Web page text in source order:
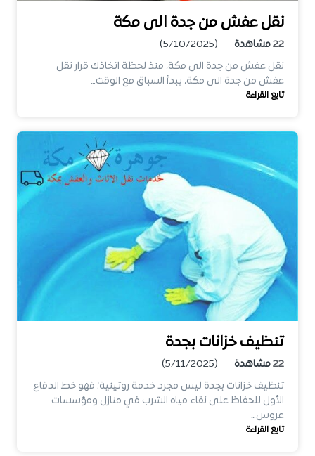
نقل عفش من جدة الى مكة
22مشاهدة
(5/10/2025)
نقل عفش من جدة الى مكة، منذ لحظة اتخاذك قرار نقل
عفش من جدة الى مكة، يبدأ السباق مع الوقت…
تابع القراءة
تنظيف خزانات بجدة
22مشاهدة
(5/11/2025)
تنظيف خزانات بجدة ليس مجرد خدمة روتينية؛ فهو خط الدفاع
الأول للحفاظ على نقاء مياه الشرب في منازل ومؤسسات
عروس…
تابع القراءة